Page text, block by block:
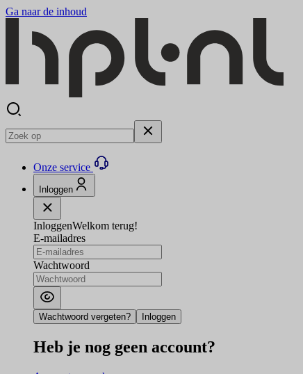
Ga naar de inhoud
Onze service
Inloggen
InloggenWelkom terug!
E-mailadres
Wachtwoord
Wachtwoord vergeten? Inloggen
Heb je nog geen account?